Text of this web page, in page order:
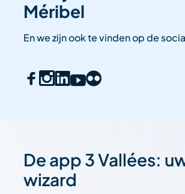
Méribel
En we zijn ook te vinden op de
De app 3 Vallées:
wizard